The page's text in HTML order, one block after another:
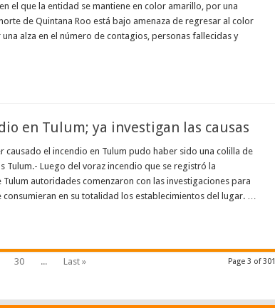
el que la entidad se mantiene en color amarillo, por una
de Quintana Roo está bajo amenaza de regresar al color
alza en el número de contagios, personas fallecidas y
en Tulum; ya investigan las causas
el incendio en Tulum pudo haber sido una colilla de
Tulum.- Luego del voraz incendio que se registró la
autoridades comenzaron con las investigaciones para
en su totalidad los establecimientos del lugar. …
Page 3 of 301
30 ... Last »